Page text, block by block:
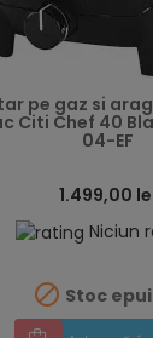
pe gaz si
Citi Chef 40
04-EF
1.499,00
Niciun
 Stoc